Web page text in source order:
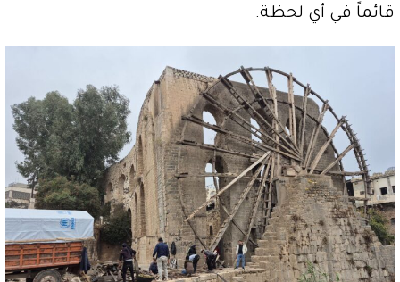
قائماً في أي لحظة.